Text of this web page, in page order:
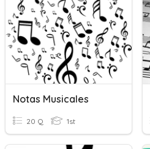
Notas Musicales
20 Q 1st